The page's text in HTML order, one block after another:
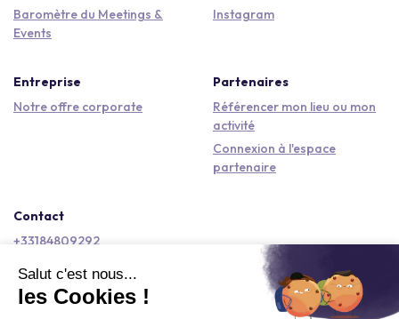
Baromètre du Meetings &
Events
Instagram
Entreprise
Notre offre corporate
Partenaires
Référencer mon lieu ou mon
activité
Connexion à l'espace
partenaire
Contact
+33184809292